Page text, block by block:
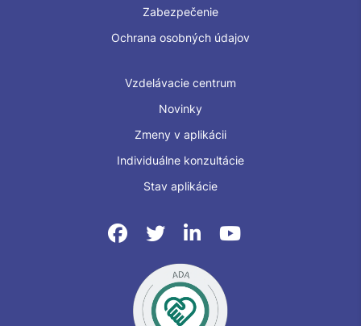
Zabezpečenie
Ochrana osobných údajov
Vzdelávacie centrum
Novinky
Zmeny v aplikácii
Individuálne konzultácie
Stav aplikácie